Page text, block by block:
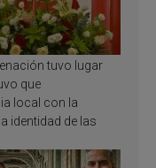
tuvo lugar
que
local con la
identidad de las